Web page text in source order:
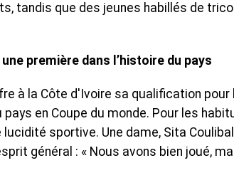
tandis que des jeunes habillés de
première dans l’histoire du pays
à la Côte d'Ivoire sa qualification
en Coupe du monde. Pour les
lucidité sportive. Une dame, Sita
général : « Nous avons bien joué,